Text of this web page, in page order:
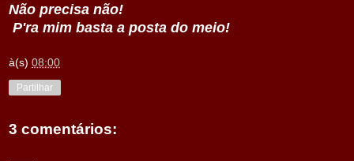
Não precisa não!
P'ra mim basta a posta do meio!
à(s) 08:00
Partilhar
3 comentários: